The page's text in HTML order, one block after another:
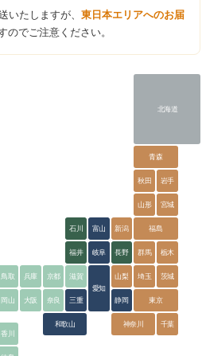
いたしますが、東日本エリアへのお届
のでご注意ください。
北海道
青森
秋田 岩手
山形 宮城
福島
新潟
群馬 栃木
埼玉 茨城
東京
神奈川 千葉
山梨
石川
福井 長野
富山
岐阜
愛知
静岡
三重
和歌山
鳥取
岡山
兵庫 京都 滋賀
大阪 奈良
香川